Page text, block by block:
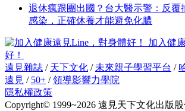
退休瘋跟團出國？台大醫示警：反覆
感染，正確休養才能避免化膿
加入健
好！
遠見雜誌 / 天下文化 / 未來親子學習平台 /
遠見 / 50+ /領導影響力學院
隱私權政策
Copyright© 1999~2026 遠見天下文化出版